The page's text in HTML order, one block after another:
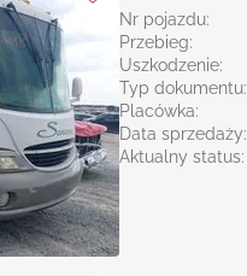
Nr pojazdu:
Przebieg:
Uszkodzenie:
Typ dokumentu:
Placówka:
Data sprzedaży:
Aktualny status: